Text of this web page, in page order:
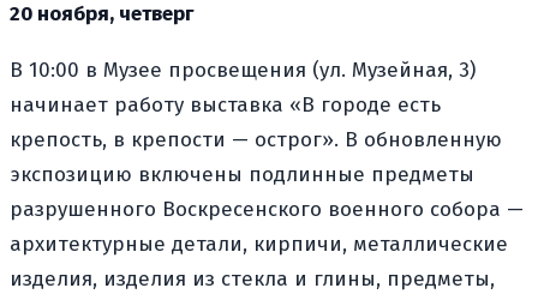
20 ноября, четверг
В 10:00 в Музее просвещения (ул. Музейная, 3)
начинает работу выставка «В городе есть
крепость, в крепости — острог». В обновленную
экспозицию включены подлинные предметы
разрушенного Воскресенского военного собора —
архитектурные детали, кирпичи, металлические
изделия, изделия из стекла и глины, предметы,